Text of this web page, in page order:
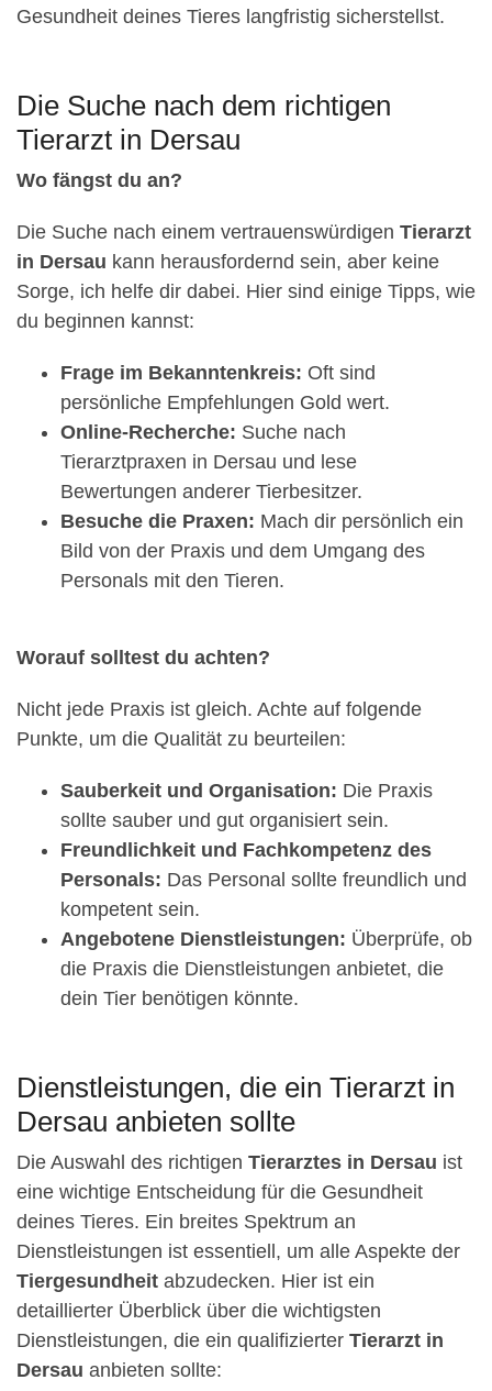
Gesundheit deines Tieres langfristig sicherstellst.
Die Suche nach dem richtigen
Tierarzt in Dersau
Wo fängst du an?
Die Suche nach einem vertrauenswürdigen Tierarzt
in Dersau kann herausfordernd sein, aber keine
Sorge, ich helfe dir dabei. Hier sind einige Tipps, wie
du beginnen kannst:
Frage im Bekanntenkreis: Oft sind
persönliche Empfehlungen Gold wert.
Online-Recherche: Suche nach
Tierarztpraxen in Dersau und lese
Bewertungen anderer Tierbesitzer.
Besuche die Praxen: Mach dir persönlich ein
Bild von der Praxis und dem Umgang des
Personals mit den Tieren.
Worauf solltest du achten?
Nicht jede Praxis ist gleich. Achte auf folgende
Punkte, um die Qualität zu beurteilen:
Sauberkeit und Organisation: Die Praxis
sollte sauber und gut organisiert sein.
Freundlichkeit und Fachkompetenz des
Personals: Das Personal sollte freundlich und
kompetent sein.
Angebotene Dienstleistungen: Überprüfe, ob
die Praxis die Dienstleistungen anbietet, die
dein Tier benötigen könnte.
Dienstleistungen, die ein Tierarzt in
Dersau anbieten sollte
Die Auswahl des richtigen Tierarztes in Dersau ist
eine wichtige Entscheidung für die Gesundheit
deines Tieres. Ein breites Spektrum an
Dienstleistungen ist essentiell, um alle Aspekte der
Tiergesundheit abzudecken. Hier ist ein
detaillierter Überblick über die wichtigsten
Dienstleistungen, die ein qualifizierter Tierarzt in
Dersau anbieten sollte: